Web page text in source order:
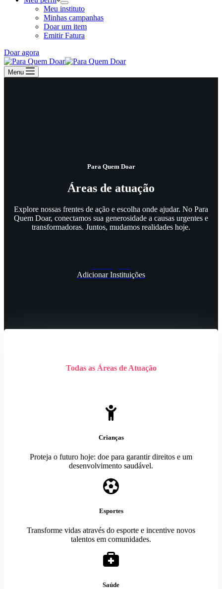
Meu instituto
Minhas campanhas
Doar um item
Emitir Fatura
Doar agora
Menu
Para Quem Doar
Áreas de atuação
Explore nossas frentes de ação e escolha onde ajudar. No Para
Quem Doar, conectamos sua generosidade a causas urgentes e
transformadoras. Juntos, mudamos realidades hoje.
Adicionar Instituições
Todas as Áreas de Atuação
Crianças
Proteja o futuro hoje: doe para garantir direitos e um
desenvolvimento saudável.
Esportes
Transforme vidas através do esporte e incentive novos
talentos em comunidades.
Saúde